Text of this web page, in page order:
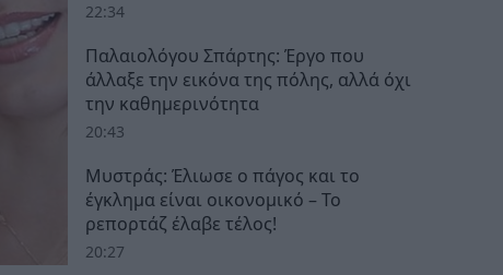
22:34
Παλαιολόγου Σπάρτης: Έργο που
άλλαξε την εικόνα της πόλης, αλλά όχι
την καθημερινότητα
20:43
Μυστράς: Έλιωσε ο πάγος και το
έγκλημα είναι οικονομικό – Το
ρεπορτάζ έλαβε τέλος!
20:27